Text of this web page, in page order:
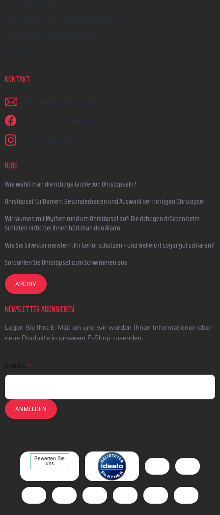
Widerrufsbelehrung
Reklamation und Beschwerdeverfahren
Versandarten & Zahlungsarten
Über uns
KONTAKT
schreiben @ earplugs.at
Wir sind auf Facebook!
earmazing_earplugs
BLOG
Wie wählt man die richtige Größe von Ohrstöpseln?
Ohrstöpsel für Damen: Besonderheiten und Auswahl der richtigen Ohrstöpsel
Wir räumen mit Mythen rund um Ohrstöpsel auf! Die richtigen drücken beim
Schlafen nicht, bei ihnen hört man den Alarm
Wie Sie Silvester meistern, Ihr Gehör schützen – und vielleicht sogar gut schlafen?
So wählen Sie Ohrstöpsel zum Schwimmen aus
ARCHIV
NEWSLETTER ABONNIEREN
Legen Sie Ihre E-Mail ein und wir werden Ihnen Informationen über
neue Produkte in unserem E-Shop zusenden.
E-MAIL
ANMELDEN